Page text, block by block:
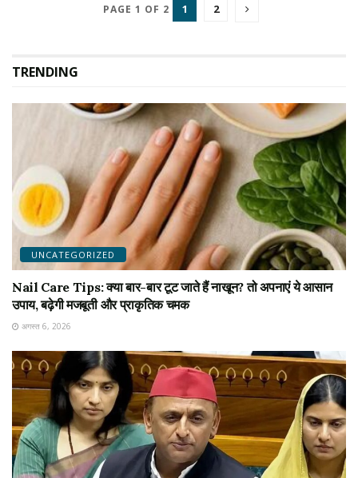
PAGE 1 OF 2 1 2
TRENDING
UNCATEGORIZED
Nail Care Tips: क्या बार-बार टूट जाते हैं नाखून? तो अपनाएं ये आसान
उपाय, बढ़ेगी मजबूती और प्राकृतिक चमक
अगस्त 6, 2026